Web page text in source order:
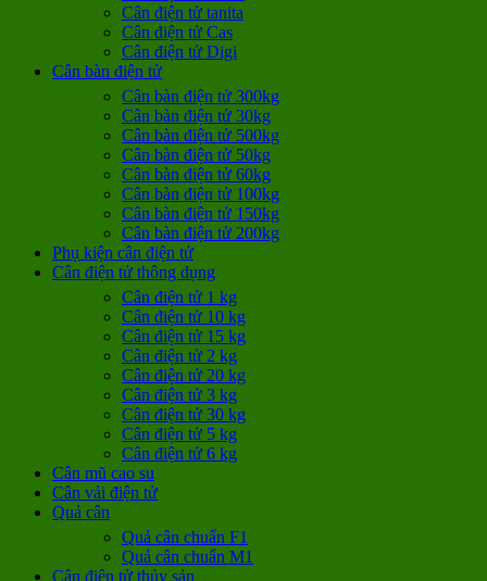
Cân điện tử tanita
Cân điện tử Cas
Cân điện tử Digi
Cân bàn điện tử
Cân bàn điện tử 300kg
Cân bàn điện tử 30kg
Cân bàn điện tử 500kg
Cân bàn điện tử 50kg
Cân bàn điện tử 60kg
Cân bàn điện tử 100kg
Cân bàn điện tử 150kg
Cân bàn điện tử 200kg
Phụ kiện cân điện tử
Cân điện tử thông dụng
Cân điện tử 1 kg
Cân điện tử 10 kg
Cân điện tử 15 kg
Cân điện tử 2 kg
Cân điện tử 20 kg
Cân điện tử 3 kg
Cân điện tử 30 kg
Cân điện tử 5 kg
Cân điện tử 6 kg
Cân mũ cao su
Cân vải điện tử
Quả cân
Quả cân chuẩn F1
Quả cân chuẩn M1
Cân điện tử thủy sản